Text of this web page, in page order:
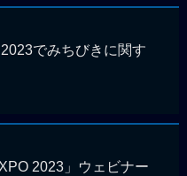
でみちびきに関す
2023」ウェビナー